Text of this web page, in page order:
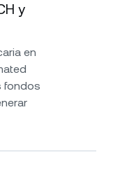
y
en
fondos